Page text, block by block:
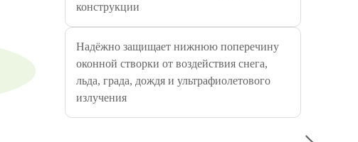
конструкции
Надёжно защищает нижнюю поперечину
оконной створки от воздействия снега,
льда, града, дождя и ультрафиолетового
излучения